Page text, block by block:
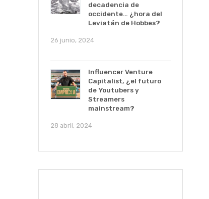
decadencia de
occidente… ¿hora del
Leviatán de Hobbes?
26 junio, 2024
Influencer Venture
Capitalist, ¿el futuro
de Youtubers y
Streamers
mainstream?
28 abril, 2024